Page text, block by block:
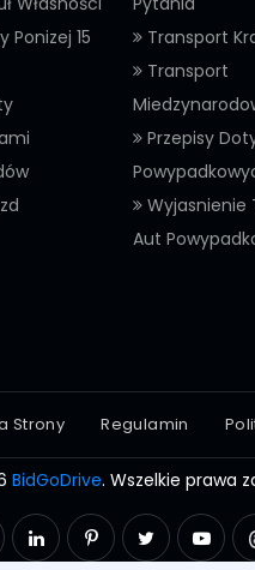
Ponizej 15
Transport
Transport
Przepisy
Wyjasnienie
Aut
Strony Regulamin
BidGoDrive. Wszelkie prawa